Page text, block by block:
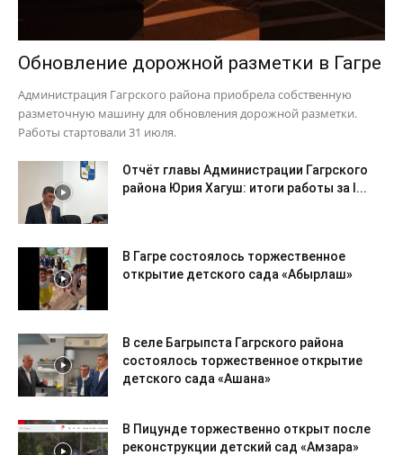
Обновление дорожной разметки в Гагре
Администрация Гагрского района приобрела собственную
разметочную машину для обновления дорожной разметки.
Работы стартовали 31 июля.
Отчёт главы Администрации Гагрского
района Юрия Хагуш: итоги работы за I...
В Гагре состоялось торжественное
открытие детского сада «Абырлаш»
В селе Багрыпста Гагрского района
состоялось торжественное открытие
детского сада «Ашана»
В Пицунде торжественно открыт после
реконструкции детский сад «Амзара»